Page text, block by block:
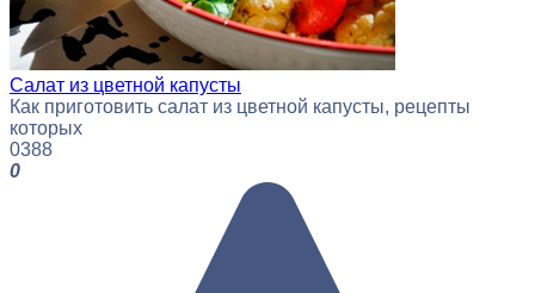
Салат из цветной капусты
Как приготовить салат из цветной капусты, рецепты
которых
0388
0